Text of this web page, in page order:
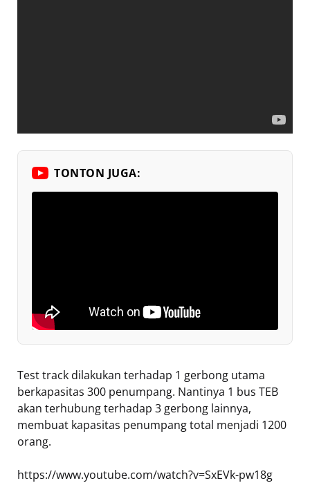
TONTON JUGA:
Test track dilakukan terhadap 1 gerbong utama
berkapasitas 300 penumpang. Nantinya 1 bus TEB
akan terhubung terhadap 3 gerbong lainnya,
membuat kapasitas penumpang total menjadi 1200
orang.
https://www.youtube.com/watch?v=SxEVk-pw18g